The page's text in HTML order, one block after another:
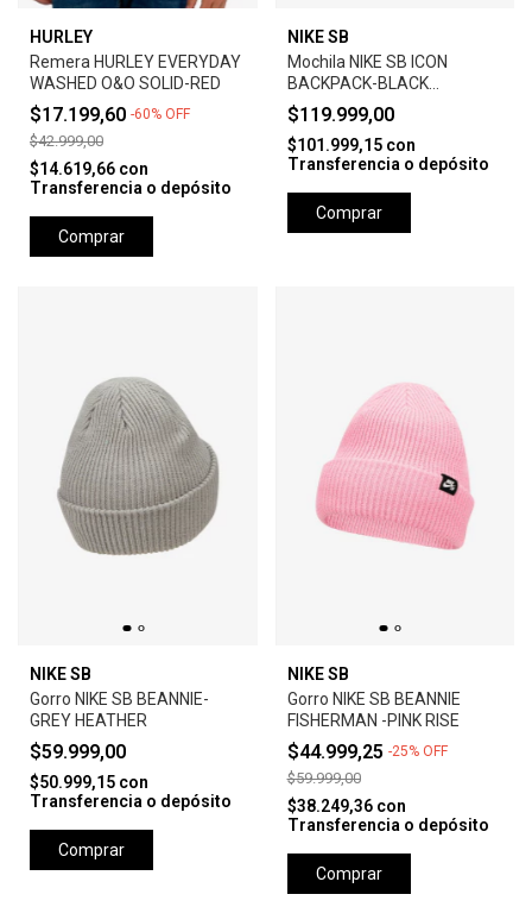
HURLEY
Remera HURLEY EVERYDAY
WASHED O&O SOLID-RED
$17.199,60 -60% OFF
$42.999,00
$14.619,66 con
Transferencia o depósito
Comprar
NIKE SB
Mochila NIKE SB ICON
BACKPACK-BLACK
ANTHRACITE
$119.999,00
$101.999,15 con
Transferencia o depósito
Comprar
NIKE SB
Gorro NIKE SB BEANNIE-
GREY HEATHER
$59.999,00
$50.999,15 con
Transferencia o depósito
Comprar
NIKE SB
Gorro NIKE SB BEANNIE
FISHERMAN -PINK RISE
$44.999,25 -25% OFF
$59.999,00
$38.249,36 con
Transferencia o depósito
Comprar